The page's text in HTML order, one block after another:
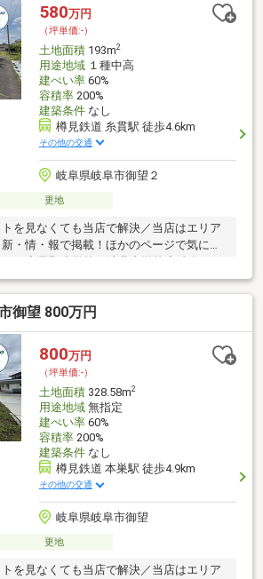
580万円
（坪単価:-）
土地面積193m2
用途地域１種中高
建ぺい率60%
容積率200%
建築条件なし
樽見鉄道 糸貫駅 徒歩4.6km
その他の交通
岐阜県岐阜市御望２
更地
を見なくても当店で解決／当店はエリア
・情・報で掲載！ほかのページで気にな
歩約７分◆整形地◆お好きなメーカーで建
写真をクリックすると、詳細をご覧いた
＝＝＝＝＝＝＝＝＝＝＝＝＝＝＝＝＝＝
など土地にかかる費用が少し軽減されま
＝＝＝＝＝＝＝＝＝＝＝＝＝＝＝＝
御望 800万円
800万円
（坪単価:-）
土地面積328.58m2
用途地域無指定
建ぺい率60%
容積率200%
建築条件なし
樽見鉄道 本巣駅 徒歩4.9km
その他の交通
岐阜県岐阜市御望
更地
を見なくても当店で解決／当店はエリア